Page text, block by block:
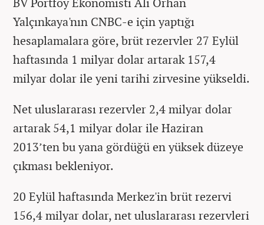
Yalçınkaya'nın CNBC-e için yaptığı
hesaplamalara göre, brüt rezervler 27 Eylül
haftasında 1 milyar dolar artarak 157,4
milyar dolar ile yeni tarihi zirvesine yükseldi.
Net uluslararası rezervler 2,4 milyar dolar
artarak 54,1 milyar dolar ile Haziran
2013’ten bu yana gördüğü en yüksek düzeye
çıkması bekleniyor.
20 Eylül haftasında Merkez'in brüt rezervi
156,4 milyar dolar, net uluslararası rezervleri